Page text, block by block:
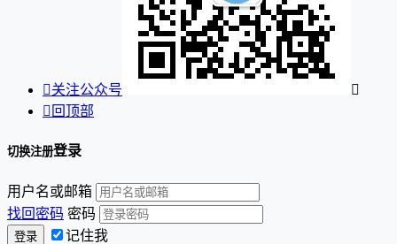
关注公众号

 回顶部
切换注册登录
用户名或邮箱
找回密码 密码
记住我